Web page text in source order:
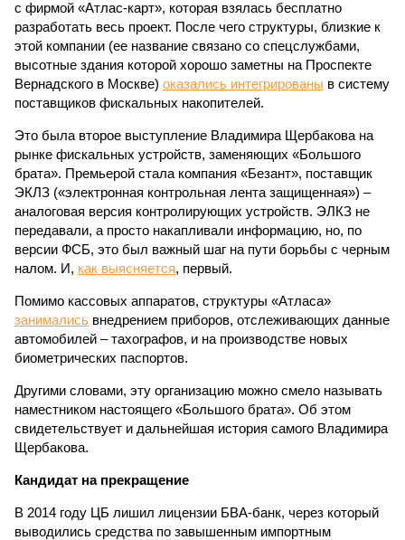
с фирмой «Атлас-карт», которая взялась бесплатно
разработать весь проект. После чего структуры, близкие к
этой компании (ее название связано со спецслужбами,
высотные здания которой хорошо заметны на Проспекте
Вернадского в Москве) оказались интегрированы в систему
поставщиков фискальных накопителей.
Это была второе выступление Владимира Щербакова на
рынке фискальных устройств, заменяющих «Большого
брата». Премьерой стала компания «Безант», поставщик
ЭКЛЗ («электронная контрольная лента защищенная») –
аналоговая версия контролирующих устройств. ЭЛКЗ не
передавали, а просто накапливали информацию, но, по
версии ФСБ, это был важный шаг на пути борьбы с черным
налом. И, как выясняется, первый.
Помимо кассовых аппаратов, структуры «Атласа»
занимались внедрением приборов, отслеживающих данные
автомобилей – тахографов, и на производстве новых
биометрических паспортов.
Другими словами, эту организацию можно смело называть
наместником настоящего «Большого брата». Об этом
свидетельствует и дальнейшая история самого Владимира
Щербакова.
Кандидат на прекращение
В 2014 году ЦБ лишил лицензии БВА-банк, через который
выводились средства по завышенным импортным